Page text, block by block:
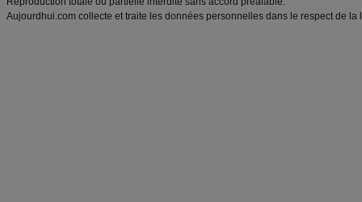
Aujourdhui.com collecte et traite les données personnelles dans le respect de